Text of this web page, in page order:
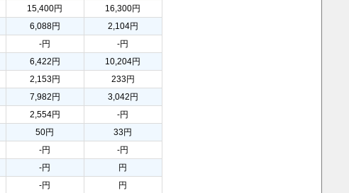
15,400円
16,300円
6,088円
2,104円
-円
-円
6,422円
10,204円
2,153円
233円
7,982円
3,042円
2,554円
-円
50円
33円
-円
-円
-円
円
-円
円